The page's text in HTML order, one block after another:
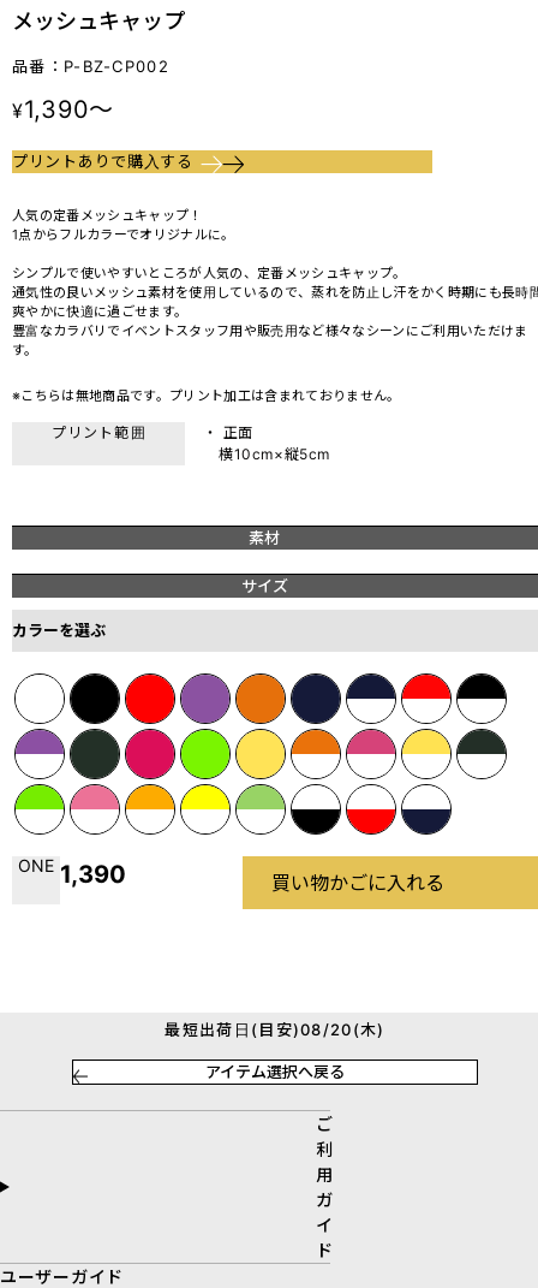
メッシュキャップ
品番：P-BZ-CP002
¥1,390～
プリントありで購入する
人気の定番メッシュキャップ！
1点からフルカラーでオリジナルに。
シンプルで使いやすいところが人気の、定番メッシュキャップ。
通気性の良いメッシュ素材を使用しているので、蒸れを防止し汗をかく時期にも長時
爽やかに快適に過ごせます。
豊富なカラバリでイベントスタッフ用や販売用など様々なシーンにご利用いただけま
す。
※こちらは無地商品です。プリント加工は含まれておりません。
プリント範囲
・ 正面
横10cm×縦5cm
素材
サイズ
カラーを選ぶ
ONE 1,390 買い物かごに入れる
最短出荷日(目安)08/20(木)
アイテム選択へ戻る
ご
利
用
ガ
イ
ド
ユーザーガイド